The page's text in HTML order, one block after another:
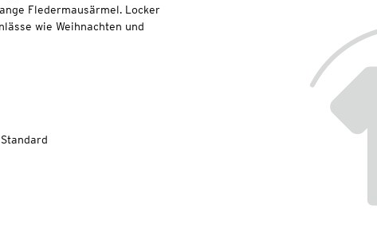
Fledermausärmel. Locker
wie Weihnachten und